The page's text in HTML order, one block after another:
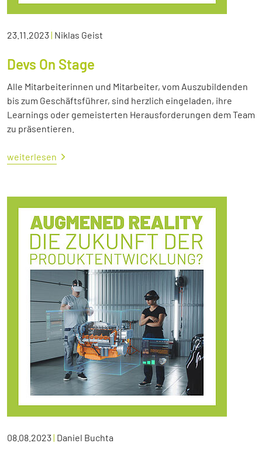
23.11.2023| Niklas Geist
Devs On Stage
Alle Mitarbeiterinnen und Mitarbeiter, vom Auszubildenden
bis zum Geschäftsführer, sind herzlich eingeladen, ihre
Learnings oder gemeisterten Herausforderungen dem Team
zu präsentieren.
weiterlesen
08.08.2023| Daniel Buchta